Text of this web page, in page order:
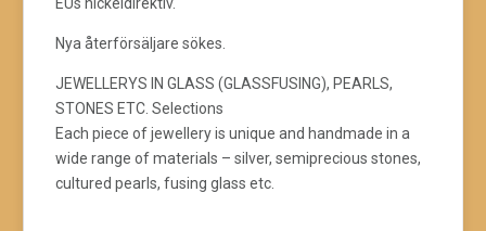
Nya återförsäljare sökes.
JEWELLERYS IN GLASS (GLASSFUSING), PEARLS,
STONES ETC. Selections
Each piece of jewellery is unique and handmade in a
wide range of materials – silver, semiprecious stones,
cultured pearls, fusing glass etc.